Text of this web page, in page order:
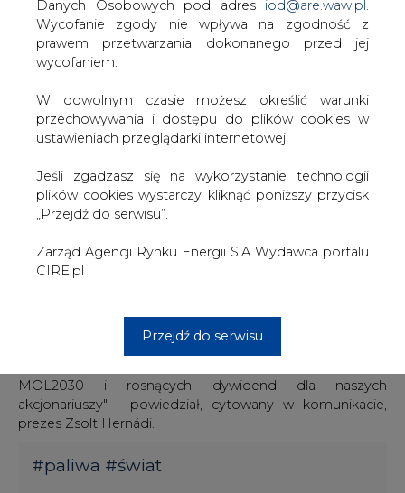
W dowolnym czasie możesz określić warunki
przechowywania i dostępu do plików cookies w
ustawieniach przeglądarki internetowej.
Jeśli zgadzasz się na wykorzystanie technologii
plików cookies wystarczy kliknąć poniższy przycisk
„Przejdź do serwisu”.
Zarząd Agencji Rynku Energii S.A Wydawca portalu
CIRE.pl
Przejdź do serwisu
Transakcja będzie finansowana z dostępnych środków i
nie będzie mieć wpływu na zamierzenia koncernu
dotyczące kontynuacji zwiększania dywidend w
Finalizacja przejęcia wymaga uzyskania stosownych
zgód. Oczekuje się, że nastąpi ona w II kwartale 2020
"Po zamknięciu transakcji, około połowa naszej produkcji
będzie pochodzić spoza regionu Europy Środkowo-
nowemu wydobyciu wzmacniamy nasz zintegrowany,
odporny model biznesowy, który będzie generował
akcjonariuszy" - powiedział, cytowany w komunikacie,
#paliwa # świat
szkoleń treningowych LLM.